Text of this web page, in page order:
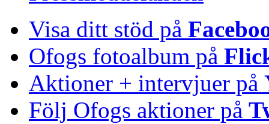
Visa ditt stöd på
Ofogs fotoalbum på
Aktioner + intervjuer på
Följ Ofogs aktioner på